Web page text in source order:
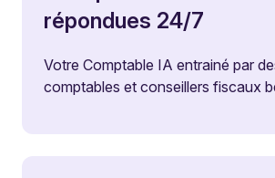
répondues 24/7
Votre Comptable IA entrainé par
comptables et conseillers fiscaux